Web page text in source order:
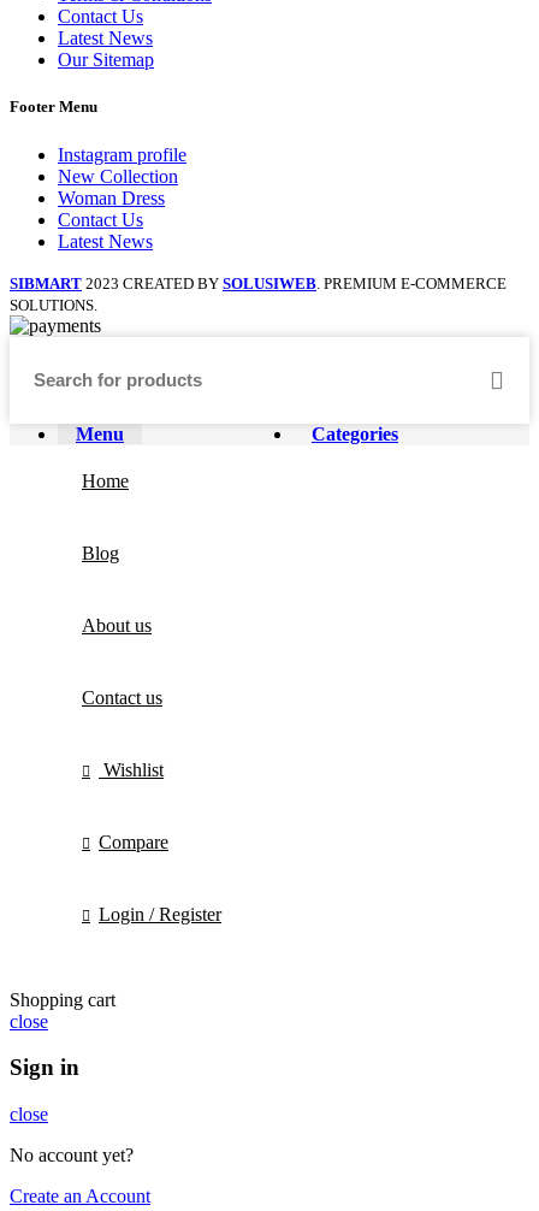
Contact Us
Latest News
Our Sitemap
Footer Menu
Instagram profile
New Collection
Woman Dress
Contact Us
Latest News
SIBMART 2023 CREATED BY SOLUSIWEB . PREMIUM E-COMMERCE
SOLUTIONS.
Menu Categories
Home
Blog
About us
Contact us
Wishlist
Compare
Login / Register
Shopping cart
close
Sign in
close
No account yet?
Create an Account